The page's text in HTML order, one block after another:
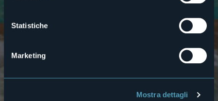
Statistiche
Marketing
Mostra dettagli